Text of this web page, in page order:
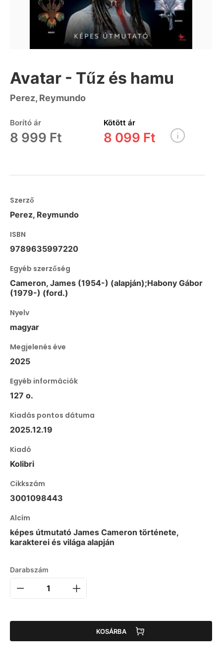
Avatar - Tűz és hamu
Perez, Reymundo
Borító ár
8 999 Ft
Kötött ár
8 099 Ft
Szerző
Perez, Reymundo
ISBN
9789635997220
Egyéb szerzőség
Cameron, James (1954-) (alapján);Habony Gábor
(1979-) (ford.)
Nyelv
magyar
Megjelenés éve
2025
Egyéb információk
127 o.
Kiadás pontos dátuma
2025.12.19
Kiadó
Kolibri
Cikkszám
3001098443
Alcím
képes útmutató James Cameron története,
karakterei és világa alapján
Darabszám
KOSÁRBA